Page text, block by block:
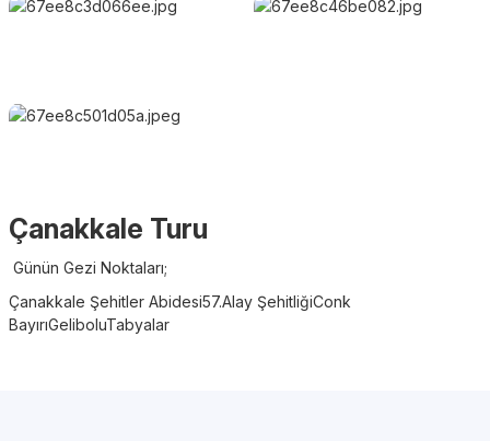
Çanakkale Turu
Günün Gezi Noktaları;
Çanakkale Şehitler Abidesi57.Alay ŞehitliğiConk
BayırıGeliboluTabyalar